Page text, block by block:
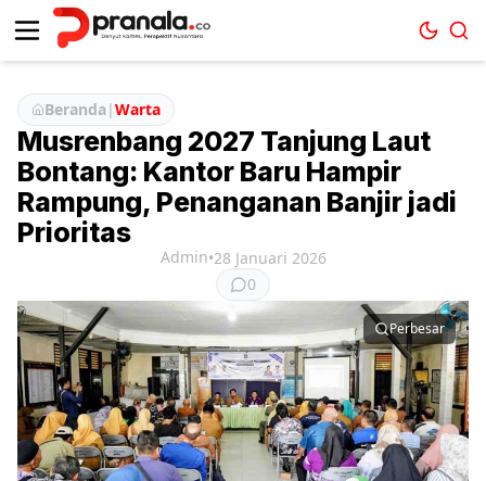
Beranda|Warta
Musrenbang 2027 Tanjung Laut
Bontang: Kantor Baru Hampir
Rampung, Penanganan Banjir jadi
Prioritas
Admin•28 Januari 2026
0
Perbesar